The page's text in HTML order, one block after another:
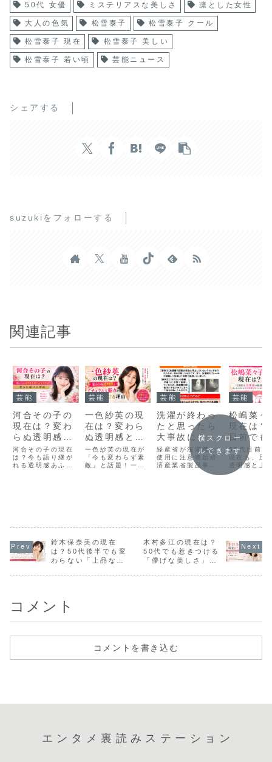
50代 女優 ミステリアスな美しさ 凛とした女性
大人の色気 松雪泰子 松雪泰子 クール
松雪泰子 現在 松雪泰子 美しい
松雪泰子 若い頃 芸能ニュース
シェアする
suzukiをフォローする
関連記事
芸能
河合その子の
現在は？変わ
らぬ透明感と
穏やかな人生
が愛され続け
る理由
河合その子の現在
は？今も語り継が
れる透明感あふれ
数々のヒット曲を
透き通るような歌
声と清楚な雰囲気
は当時から高く
芸能
一色紗英の現
在は？変わら
ぬ透明感とナ
チュラルな魅
力が愛され続
ける理由
一色紗英の現在が
「今も変わらず素
敵」と話題！一色
変わらぬ魅力に注
あり、「今も透明
感がすごい」「ナ
チュラルな雰囲
芸能
洗濯が終わっ
たと思ったら
大事故に？経
産省が注意喚
起した「回転
中の洗濯槽に
経産省が洗濯機の
使用に注意喚起経
済産業省製品事故
対策室が23日、洗
て洗濯槽が回転し
入れてしまうと、
大けがにつながる
おそれがあると...
芸能
松嶋菜々
現在は
目前でも
らない「
的清潔感
秘密。美
50代目前と
現在も、圧
透明感と上
囲気で支持
に落ち着い
話題です。
事では、松
子さんが今
横スクロー
ルできます
鈴木保奈美の現在
は？50代後半でも変
わらない「上品なナ
木村多江の現在は？
50代でも惹きつける
「儚げな美しさ」の
コメント
コメントを書き込む
エンタメ裏読みステーション